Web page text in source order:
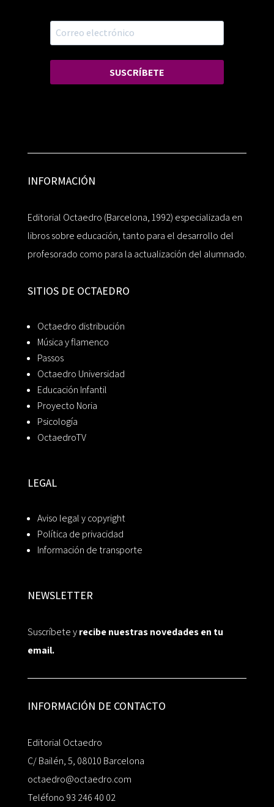
SUSCRÍBETE
INFORMACIÓN
Editorial Octaedro (Barcelona, 1992) especializada en
libros sobre educación, tanto para el desarrollo del
profesorado como para la actualización del alumnado.
SITIOS DE OCTAEDRO
Octaedro distribución
Música y flamenco
Passos
Octaedro Universidad
Educación Infantil
Proyecto Noria
Psicología
OctaedroTV
LEGAL
Aviso legal y copyright
Política de privacidad
Información de transporte
NEWSLETTER
Suscríbete yrecibe nuestras novedades en tu
email.
INFORMACIÓN DE CONTACTO
Editorial Octaedro
C/ Bailén, 5, 08010 Barcelona
octaedro@octaedro.com
Teléfono 93 246 40 02